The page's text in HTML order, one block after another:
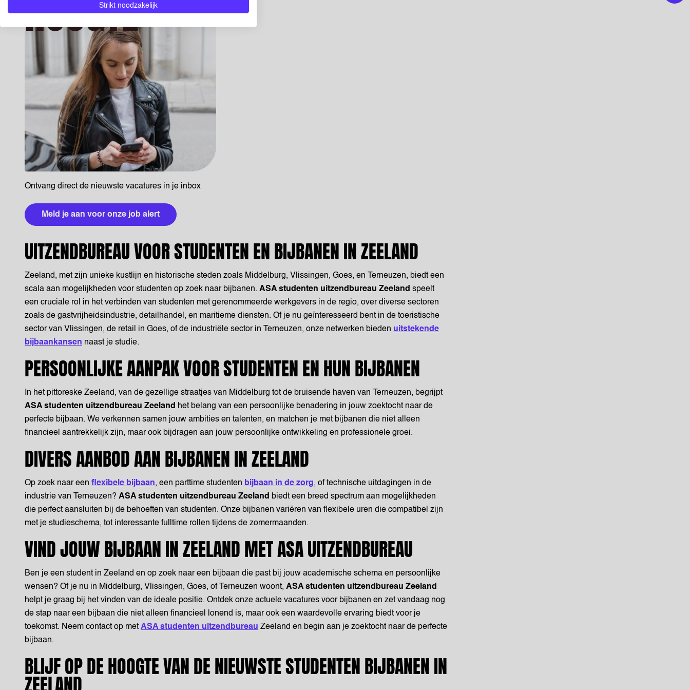
HOOGTE
Ontvang direct de nieuwste vacatures in je inbox
Meld je aan voor onze job alert
UITZENDBUREAU VOOR STUDENTEN EN BIJBANEN IN ZEELAND
Zeeland, met zijn unieke kustlijn en historische steden zoals Middelburg, Vlissingen, Goes, en Terneuzen, biedt een
scala aan mogelijkheden voor studenten op zoek naar bijbanen. ASA studenten uitzendbureau Zeeland speelt
een cruciale rol in het verbinden van studenten met gerenommeerde werkgevers in de regio, over diverse sectoren
zoals de gastvrijheidsindustrie, detailhandel, en maritieme diensten. Of je nu geïnteresseerd bent in de toeristische
sector van Vlissingen, de retail in Goes, of de industriële sector in Terneuzen, onze netwerken bieden uitstekende
bijbaankansen naast je studie.
PERSOONLIJKE AANPAK VOOR STUDENTEN EN HUN BIJBANEN
In het pittoreske Zeeland, van de gezellige straatjes van Middelburg tot de bruisende haven van Terneuzen, begrijpt
ASA studenten uitzendbureau Zeeland het belang van een persoonlijke benadering in jouw zoektocht naar de
perfecte bijbaan. We verkennen samen jouw ambities en talenten, en matchen je met bijbanen die niet alleen
financieel aantrekkelijk zijn, maar ook bijdragen aan jouw persoonlijke ontwikkeling en professionele groei.
DIVERS AANBOD AAN BIJBANEN IN ZEELAND
Op zoek naar een flexibele bijbaan, een parttime studenten bijbaan in de zorg, of technische uitdagingen in de
industrie van Terneuzen? ASA studenten uitzendbureau Zeeland biedt een breed spectrum aan mogelijkheden
die perfect aansluiten bij de behoeften van studenten. Onze bijbanen variëren van flexibele uren die compatibel zijn
met je studieschema, tot interessante fulltime rollen tijdens de zomermaanden.
VIND JOUW BIJBAAN IN ZEELAND MET ASA UITZENDBUREAU
Ben je een student in Zeeland en op zoek naar een bijbaan die past bij jouw academische schema en persoonlijke
wensen? Of je nu in Middelburg, Vlissingen, Goes, of Terneuzen woont, ASA studenten uitzendbureau Zeeland
helpt je graag bij het vinden van de ideale positie. Ontdek onze actuele vacatures voor bijbanen en zet vandaag nog
de stap naar een bijbaan die niet alleen financieel lonend is, maar ook een waardevolle ervaring biedt voor je
toekomst. Neem contact op met ASA studenten uitzendbureau Zeeland en begin aan je zoektocht naar de perfecte
bijbaan.
BLIJF OP DE HOOGTE VAN DE NIEUWSTE STUDENTEN BIJBANEN IN
Strikt noodzakelijk